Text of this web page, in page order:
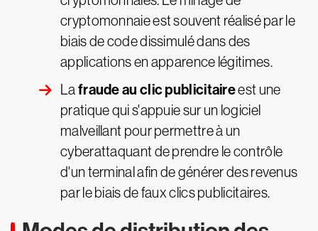
cryptomonnaie est souvent réalisé par le
biais de code dissimulé dans des
applications en apparence légitimes.
La fraude au clic publicitaireest une
pratique qui s'appuie sur un logiciel
malveillant pour permettre à un
cyberattaquant de prendre le contrôle
d'un terminal afin de générer des revenus
par le biais de faux clics publicitaires.